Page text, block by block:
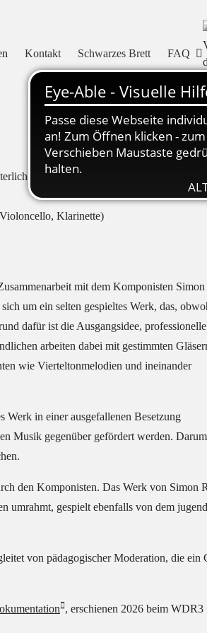
Kontakt Schwarzes Brett FAQ
Melodien
Klarinette)
mit dem Komponisten
um ein selten gespieltes Werk, das,
dafür ist die Ausgangsidee, professionelle
arbeiten dabei mit gestimmten
wie Vierteltonmelodien und ineinander
Werk in einer ausgefallenen Besetzung
Musik gegenüber gefördert werden.
den Komponisten. Das Werk von Simon
umrahmt, gespielt ebenfalls von dem
von pädagogischer Moderation, die ein
, erschienen 2026 beim WDR3